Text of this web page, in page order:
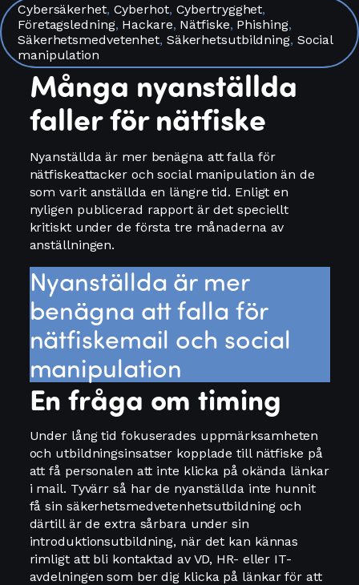
Cybersäkerhet, Cyberhot, Cybertrygghet,
Företagsledning, Hackare, Nätfiske, Phishing,
Säkerhetsmedvetenhet, Säkerhetsutbildning, Social
manipulation
Många nyanställda
faller för nätfiske
Nyanställda är mer benägna att falla för
nätfiskeattacker och social manipulation än de
som varit anställda en längre tid. Enligt en
nyligen publicerad rapport är det speciellt
kritiskt under de första tre månaderna av
anställningen.
Nyanställda är mer
benägna att falla för
nätfiskemail och social
manipulation
En fråga om timing
Under lång tid fokuserades uppmärksamheten
och utbildningsinsatser kopplade till nätfiske på
att få personalen att inte klicka på okända länkar
i mail. Tyvärr så har de nyanställda inte hunnit
få sin säkerhetsmedvetenhetsutbildning och
därtill är de extra sårbara under sin
introduktionsutbildning, när det kan kännas
rimligt att bli kontaktad av VD, HR- eller IT-
avdelningen som ber dig klicka på länkar för att